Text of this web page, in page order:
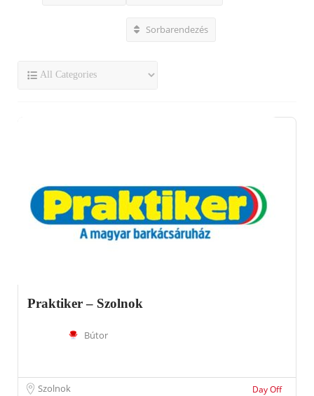
Sorbarendezés
Praktiker – Szolnok
Bútor
Szolnok Day Off